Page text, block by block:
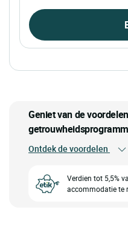
Geniet van de
Ontdek de voordelen
Verdien tot 5,5%
accommodatie te